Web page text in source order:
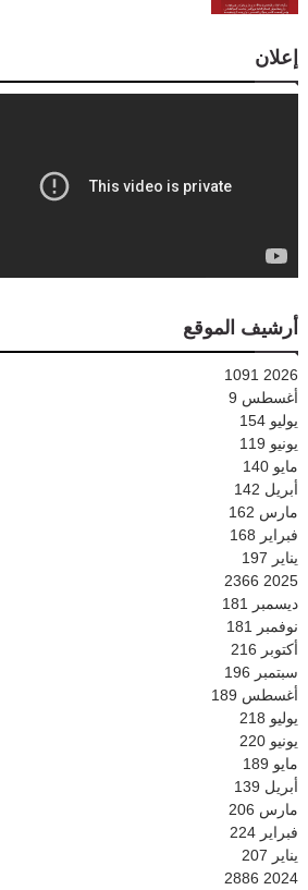
إعلان
أرشيف الموقع
2026
1091
أغسطس 9
يوليو 154
يونيو 119
مايو 140
أبريل 142
مارس 162
فبراير 168
يناير 197
2025
2366
ديسمبر
181
نوفمبر
181
أكتوبر 216
سبتمبر 196
أغسطس 189
يوليو 218
يونيو 220
مايو 189
أبريل 139
مارس 206
فبراير 224
يناير 207
2024
2886